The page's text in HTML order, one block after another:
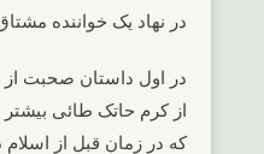
در نهاد یک خواننده
در اول داستان صحبت
از کرم حاتک طائی
که در زمان قبل از